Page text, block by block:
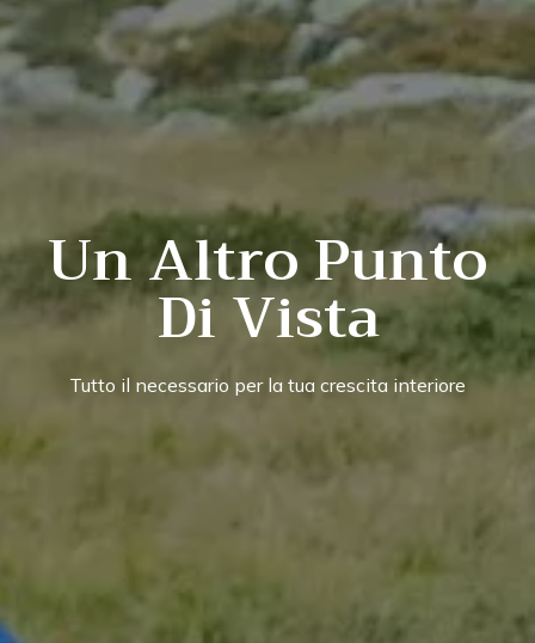
Un Altro Punto
Di Vista
Tutto il necessario per la tua crescita interiore